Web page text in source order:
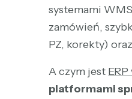
systemami
zamówień,
PZ, korekty)
A czym jest
platformami